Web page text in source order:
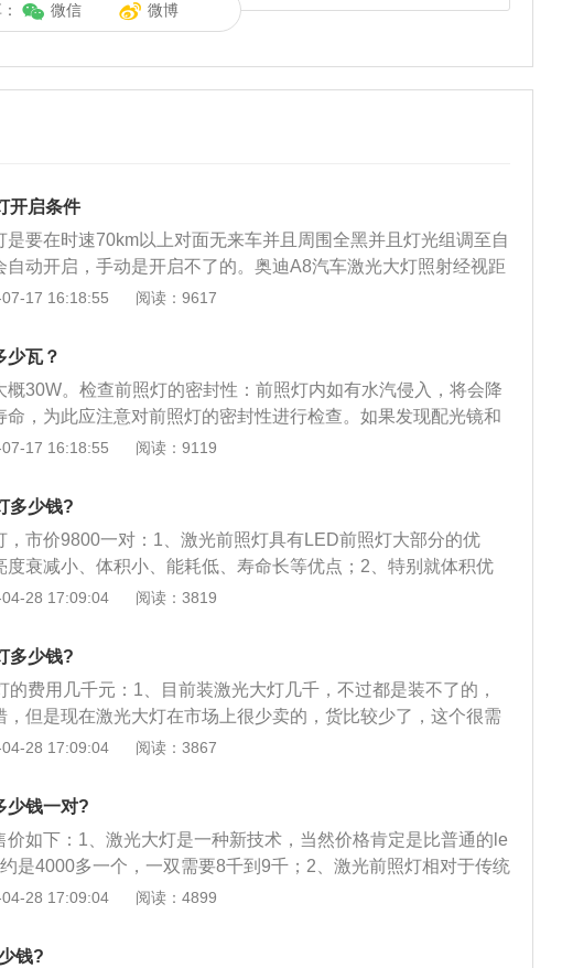
微信 微博
开启条件
是要在时速70km以上对面无来车并且周围全黑并且灯光组调至自
自动开启，手动是开启不了的。奥迪A8汽车激光大灯照射经视距
右。如果奥迪A8汽车的远光灯光束高度过高，容易晃到别车，
使行车更安全。通常汽车远光灯调高低可以通过大灯总成后方的
行调节；另外，一些车型内部有大灯高度调节钮，可通过电动方
型大灯高度调节具有自动调节功能，但大多需要手动调节，可以
后相应位置的调节旋钮来调节高度。
17 16:18:55 阅读：9617
少瓦？
概30W。检查前照灯的密封性：前照灯内如有水汽侵入，将会降
命，为此应注意对前照灯的密封性进行检查。如果发现配光镜和
封圈损坏，要及时更换。清洁灯泡：卤素灯泡上有尘污时，可用
。清洁后应晾干而不是擦干，也不要用手或抹布接触灯泡后，立
则会失去光泽甚至无法复原。
17 16:18:55 阅读：9119
多少钱?
，市价9800一对：1、激光前照灯具有LED前照灯大部分的优
度衰减小、体积小、能耗低、寿命长等优点；2、特别就体积优
前照灯相比，仅对于1\/100的常规LED元件尺寸，单个激光二极
大缩小，这可能会改变汽车前部各部件的设计比例。
28 17:09:04 阅读：3819
多少钱?
的费用几千元：1、目前装激光大灯几千，不过都是装不了的，
，但是现在激光大灯在市场上很少卖的，货比较少了，这个很需
豪车上原配的才有；2、激光大灯相对于传统LED大灯的优势是
的光源——激光二极管（Laserdiode）与发光二极管（LED）
时代，虽然激光二极管的大规模商业化应用要比LED稍晚些，但
加广泛，在测量、电子、通信、医学、加工等行业都有激光二极
28 17:09:04 阅读：3867
少钱一对?
价如下：1、激光大灯是一种新技术，当然价格肯定是比普通的le
是4000多一个，一双需要8千到9千；2、激光前照灯相对于传统
点明显，传统LED前照灯的发光强度为100流明\/瓦，激光前照灯
然激光二极管的大规模商业应用稍晚于LED；4、但其应用范围
28 17:09:04 阅读：4899
钱?